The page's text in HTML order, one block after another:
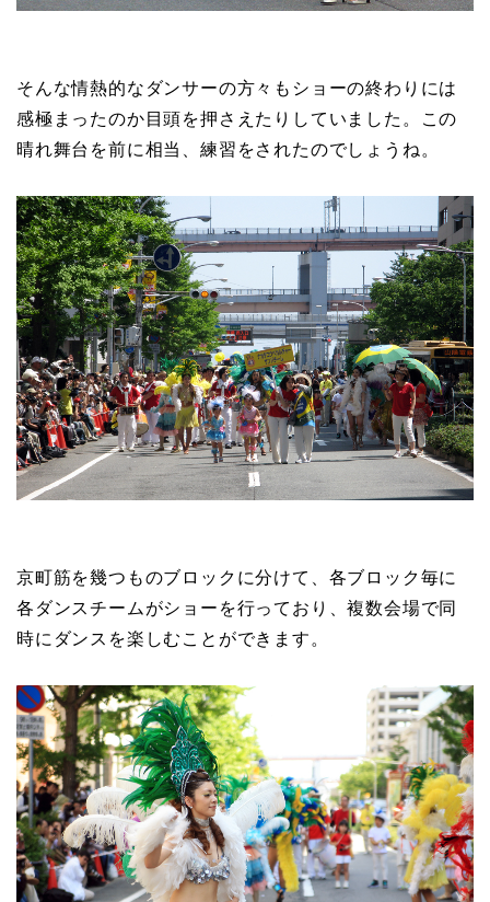
そんな情熱的なダンサーの方々もショーの終わりには
感極まったのか目頭を押さえたりしていました。この
晴れ舞台を前に相当、練習をされたのでしょうね。
京町筋を幾つものブロックに分けて、各ブロック毎に
各ダンスチームがショーを行っており、複数会場で同
時にダンスを楽しむことができます。